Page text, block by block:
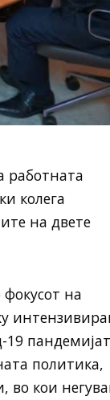
работната
колега
на двете
на
19
политика,
во кои